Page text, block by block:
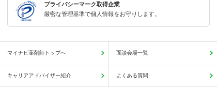
プライバシーマーク取得企業
厳密な管理基準で個人情報をお守りします。
マイナビ薬剤師トップへ 面談会場一覧
キャリアアドバイザー紹介 よくある質問